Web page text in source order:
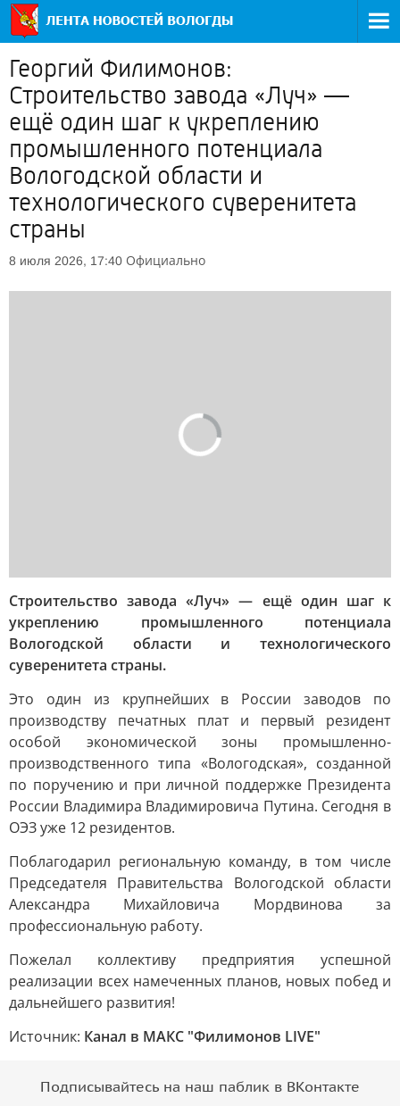
Георгий Филимонов:
Строительство завода «Луч» —
ещё один шаг к укреплению
промышленного потенциала
Вологодской области и
технологического суверенитета
страны
8 июля 2026, 17:40 Официально
Строительство завода «Луч» — ещё один шаг к
укреплению промышленного потенциала
Вологодской области и технологического
суверенитета страны.
Это один из крупнейших в России заводов по
производству печатных плат и первый резидент
особой экономической зоны промышленно-
производственного типа «Вологодская», созданной
по поручению и при личной поддержке Президента
России Владимира Владимировича Путина. Сегодня в
ОЭЗ уже 12 резидентов.
Поблагодарил региональную команду, в том числе
Председателя Правительства Вологодской области
Александра Михайловича Мордвинова за
профессиональную работу.
Пожелал коллективу предприятия успешной
реализации всех намеченных планов, новых побед и
дальнейшего развития!
Источник: Канал в МАКС "Филимонов LIVE"
Подписывайтесь на наш паблик в ВКонтакте